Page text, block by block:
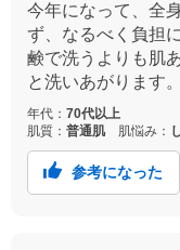
今年になって、全
ず、なるべく負担
鹸で洗うよりも肌
と洗いあがります
年代： 70代以上
肌質： 普通肌 肌悩み：
参考になった